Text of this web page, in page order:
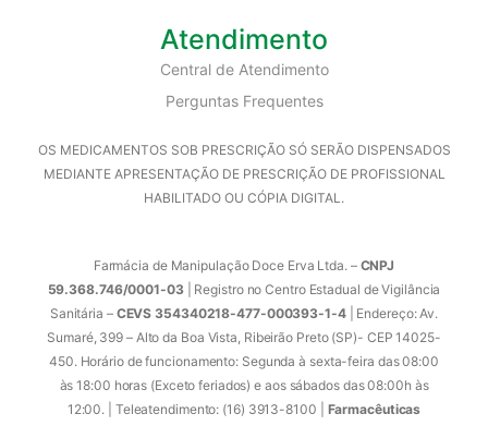
Atendimento
Central de Atendimento
Perguntas Frequentes
OS MEDICAMENTOS SOB PRESCRIÇÃO SÓ SERÃO DISPENSADOS
MEDIANTE APRESENTAÇÃO DE PRESCRIÇÃO DE PROFISSIONAL
HABILITADO OU CÓPIA DIGITAL.
Farmácia de Manipulação Doce Erva Ltda. – CNPJ
59.368.746/0001-03| Registro no Centro Estadual de Vigilância
Sanitária –CEVS 354340218-477-000393-1-4| Endereço: Av.
Sumaré, 399 – Alto da Boa Vista, Ribeirão Preto (SP)- CEP 14025-
450. Horário de funcionamento: Segunda à sexta-feira das 08:00
às 18:00 horas (Exceto feriados) e aos sábados das 08:00h às
12:00. | Teleatendimento: (16) 3913-8100 | Farmacêuticas